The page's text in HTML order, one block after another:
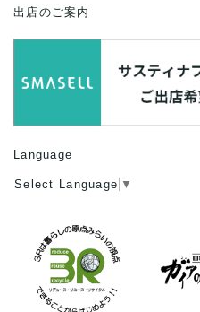
出店のご案内
Language
Select Language ▼